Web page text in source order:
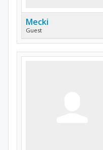
Mecki
Guest